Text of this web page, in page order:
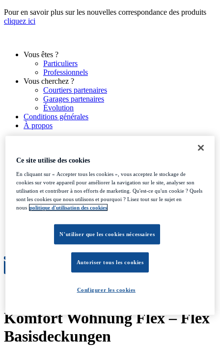
Aller
au
Pour en savoir plus sur les nouvelles correspondance des produits
cliquez ici
Vous êtes ?
Particuliers
Professionnels
Vous cherchez ?
Courtiers partenaires
Garages partenaires
Évolution
Conditions générales
À propos
Particuliers
Professionnels
Vous cherchez ?
Courtiers partenaires
Évolution
Conditions générales
Komfort Wohnung Flex – Flex
Basisdeckungen
Ce site utilise des cookies
En cliquant sur « Accepter tous les cookies », vous acceptez le stockage de
cookies sur votre appareil pour améliorer la navigation sur le site, analyser son
utilisation et contribuer à nos efforts de marketing. Qu'est-ce qu'un cookie ? Quels
sont les cookies que nous utilisons et pourquoi ? Lisez tout sur le sujet en
nous politique d'utilisation des cookies
N'utiliser que les cookies nécessaires
Autoriser tous les cookies
Configurer les cookies